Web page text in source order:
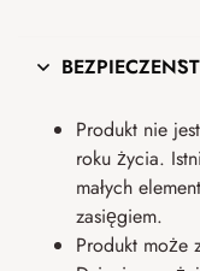
Produkt nie
roku życia.
małych
zasięgiem.
Produkt może